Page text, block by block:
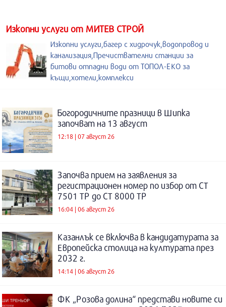
Изкопни услуги от МИТЕВ СТРОЙ
Изкопни услуги,багер с хидрочук,водопровод и
канализация,Пречиствателни станции за
битови отпадни води от ТОПОЛ-ЕКО за
къщи,хотели,комплекси
Богородичните празници в Шипка
започват на 13 август
12:18 | 07 август 26
Започва прием на заявления за
регистрационен номер по избор от СТ
7501 ТР до СТ 8000 ТР
16:04 | 06 август 26
Казанлък се включва в кандидатурата за
Европейска столица на културата през
2032 г.
14:14 | 06 август 26
ФК „Розова долина“ представи новите си